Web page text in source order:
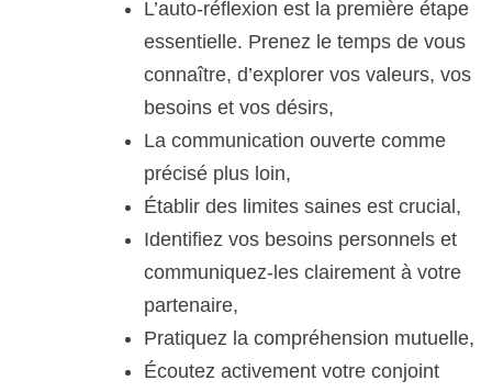
L’auto-réflexion est la première étape
essentielle. Prenez le temps de vous
connaître, d’explorer vos valeurs, vos
besoins et vos désirs,
La communication ouverte comme
précisé plus loin,
Établir des limites saines est crucial,
Identifiez vos besoins personnels et
communiquez-les clairement à votre
partenaire,
Pratiquez la compréhension mutuelle,
Écoutez activement votre conjoint